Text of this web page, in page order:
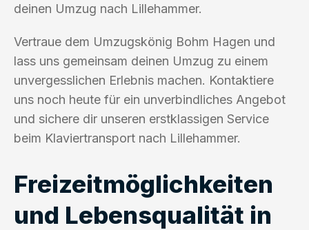
deinen Umzug nach Lillehammer.
Vertraue dem Umzugskönig Bohm Hagen und
lass uns gemeinsam deinen Umzug zu einem
unvergesslichen Erlebnis machen. Kontaktiere
uns noch heute für ein unverbindliches Angebot
und sichere dir unseren erstklassigen Service
beim Klaviertransport nach Lillehammer.
Freizeitmöglichkeiten
und Lebensqualität in